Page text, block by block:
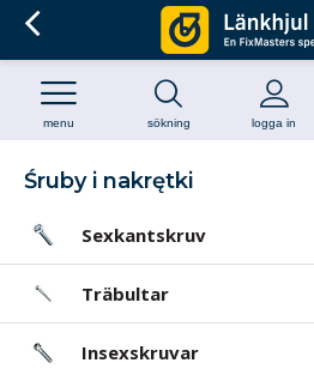
sökning logga in
menu
Śruby i nakrętki
Sexkantskruv
Träbultar
Insexskruvar